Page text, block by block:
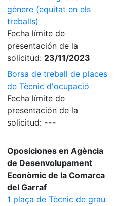
gènere (equitat en els
treballs)
Fecha límite de
presentación de la
solicitud: 23/11/2023
Borsa de treball de places
de Tècnic d'ocupació
Fecha límite de
presentación de la
solicitud: ---
Oposiciones en Agència
de Desenvolupament
Econòmic de la Comarca
del Garraf
1 plaça de Tècnic de grau